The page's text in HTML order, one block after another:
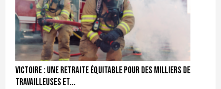
Victoire : une retraite équitable pour des milliers de
travailleuses et...